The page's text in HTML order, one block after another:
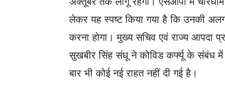
लेकर यह स्पष्ट किया गया है कि उनकी
करना होगा। मुख्य सचिव एवं राज्य आपदा
सुखबीर सिंह संधू ने कोविड कर्फ्यू के संबंध
बार भी कोई नई राहत नहीं दी गई है।